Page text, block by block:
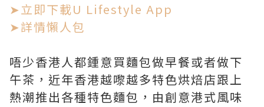
➤立即下載U Lifestyle App
➤詳情懶人包
唔少香港人都鍾意買麵包做早餐或者做下
午茶，近年香港越嚟越多特色烘焙店跟上
熱潮推出各種特色麵包，由創意港式風味